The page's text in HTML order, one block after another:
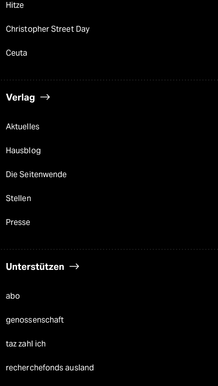
Hitze
Christopher Street Day
Ceuta
Verlag
Aktuelles
Hausblog
Die Seitenwende
Stellen
Presse
Unterstützen
abo
genossenschaft
taz zahl ich
recherchefonds ausland